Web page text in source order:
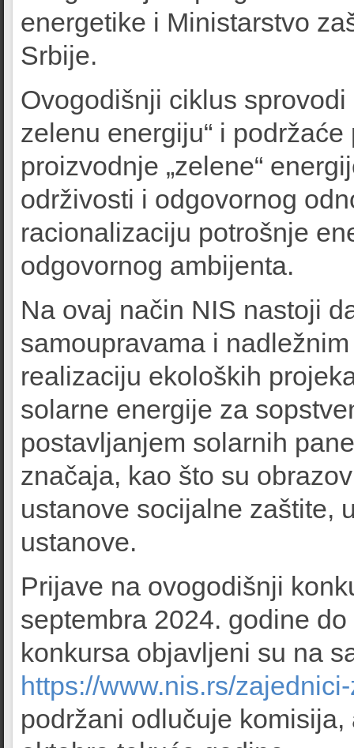
energetike i Ministarstvo
Srbije.
Ovogodišnji ciklus
zelenu energiju“ i
proizvodnje „zelene“
održivosti i odgovornog
racionalizaciju potrošnje
odgovornog ambijenta.
Na ovaj način NIS nastoji
samoupravama i
realizaciju ekoloških
solarne energije za
postavljanjem solarnih
značaja, kao što su
ustanove socijalne zaštite,
ustanove.
Prijave na ovogodišnji
septembra 2024. godine
konkursa objavljeni su na
https://www.nis.rs/
podržani odlučuje